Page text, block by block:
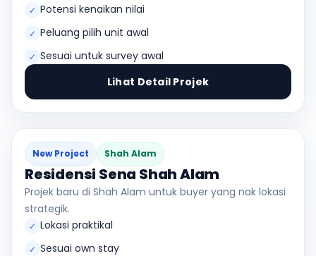
✓ Potensi kenaikan nilai
✓ Peluang pilih unit awal
✓ Sesuai untuk survey awal
Lihat Detail Projek
New Project Shah Alam
Residensi Sena Shah Alam
Projek baru di Shah Alam untuk buyer yang nak lokasi
strategik.
✓ Lokasi praktikal
✓ Sesuai own stay